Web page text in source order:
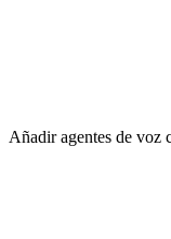
Añadir agentes de voz